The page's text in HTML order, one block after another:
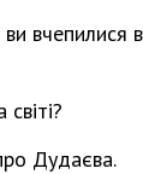
Дудаєва.